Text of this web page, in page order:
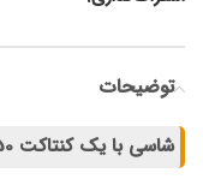
توضیحات
شاسی با یک کنتاکت pfp-50 استارت